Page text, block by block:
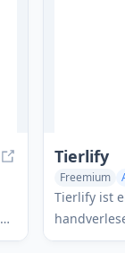
Tierlify
Freemium
AI
Tierlify ist
von